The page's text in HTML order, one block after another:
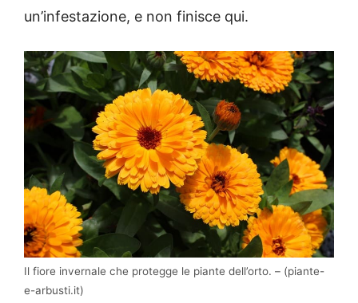
un’infestazione, e non finisce qui.
Il fiore invernale che protegge le piante dell’orto. – (piante-
e-arbusti.it)